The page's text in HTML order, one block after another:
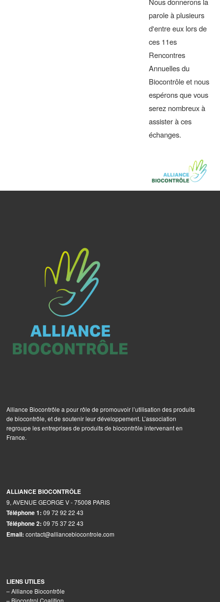
parole à plusieurs
d'entre eux lors de
ces 11es
Rencontres
Annuelles du
Biocontrôle et nous
espérons que vous
serez nombreux à
assister à ces
échanges.
Alliance Biocontrôle a pour rôle de promouvoir l’utilisation des produits
de biocontrôle, et de soutenir leur développement. L’association
regroupe les entreprises de produits de biocontrôle intervenant en
France.
ALLIANCE BIOCONTRÔLE
9, AVENUE GEORGE V - 75008 PARIS
Téléphone 1: 09 72 92 22 43
Téléphone 2: 09 75 37 22 43
Email: contact@alliancebiocontrole.com
LIENS UTILES
–Alliance Biocontrôle
– Biocontrol Coalition